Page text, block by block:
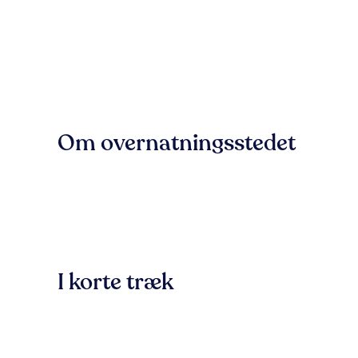
Om overnatningsstedet
I korte træk